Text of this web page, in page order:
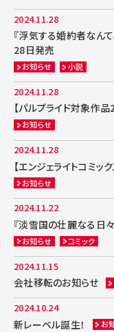
2024.11.28
『浮気する婚約者なん
28日発売
お知らせ 小説
2024.11.28
【パルプライド対象作
お知らせ
2024.11.28
【エンジェライトコミ
お知らせ
2024.11.22
『淡雪国の壮麗なる日
お知らせ コミック
2024.11.15
会社移転のお知らせ
2024.10.24
新レーベル誕生！ お